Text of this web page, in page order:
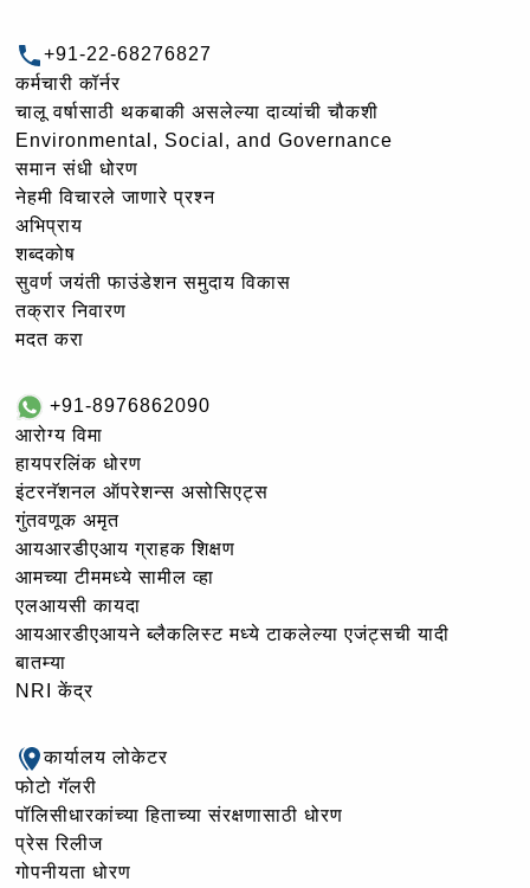
+91-22-68276827
कर्मचारी कॉर्नर
चालू वर्षासाठी थकबाकी असलेल्या दाव्यांची चौकशी
Environmental, Social, and Governance
समान संधी धोरण
नेहमी विचारले जाणारे प्रश्न
अभिप्राय
शब्दकोष
सुवर्ण जयंती फाउंडेशन समुदाय विकास
तक्रार निवारण
मदत करा
+91-8976862090
आरोग्य विमा
हायपरलिंक धोरण
इंटरनॅशनल ऑपरेशन्स असोसिएट्स
गुंतवणूक अमृत
आयआरडीएआय ग्राहक शिक्षण
आमच्या टीममध्ये सामील व्हा
एलआयसी कायदा
आयआरडीएआयने ब्लैकलिस्ट मध्ये टाकलेल्या एजंट्सची यादी
बातम्या
NRI केंद्र
कार्यालय लोकेटर
फोटो गॅलरी
पॉलिसीधारकांच्या हिताच्या संरक्षणासाठी धोरण
प्रेस रिलीज
गोपनीयता धोरण